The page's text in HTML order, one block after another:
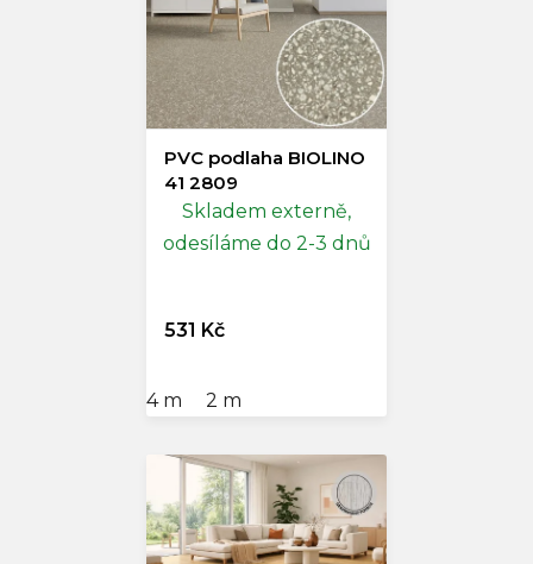
PVC podlaha BIOLINO
41 2809
Skladem externě,
odesíláme do 2-3 dnů
531 Kč
4 m 2 m